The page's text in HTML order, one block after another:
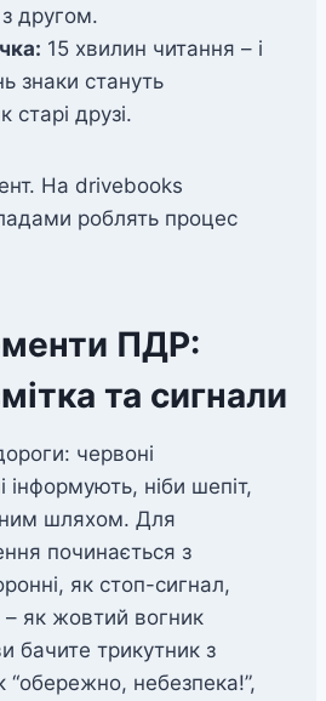
другом.
15 хвилин читання – і
знаки стануть
друзі.
На drivebooks
роблять процес
ПДР:
та сигнали
червоні
інформують, ніби шепіт,
шляхом. Для
починається з
як стоп-сигнал,
як жовтий вогник
бачите трикутник з
“обережно, небезпека!”,